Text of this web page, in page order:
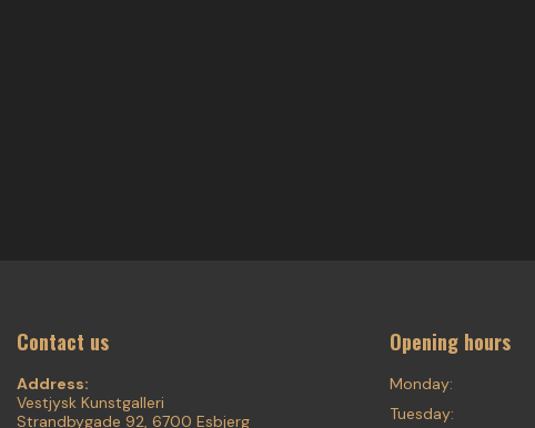
Contact us
Address:
Vestjysk Kunstgalleri
Strandbygade 92, 6700 Esbjerg
Opening hours
Monday:
Tuesday: